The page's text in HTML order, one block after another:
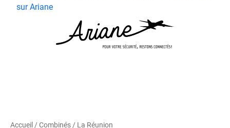
sur Ariane
Accueil /Combinés / La Réunion